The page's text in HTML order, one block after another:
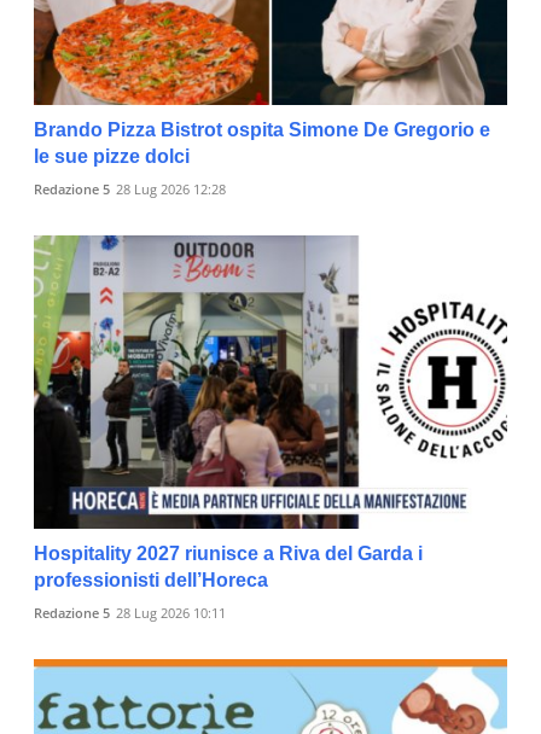
Brando Pizza Bistrot ospita Simone De Gregorio e
le sue pizze dolci
Redazione 5 28 Lug 2026 12:28
Hospitality 2027 riunisce a Riva del Garda i
professionisti dell’Horeca
Redazione 5 28 Lug 2026 10:11